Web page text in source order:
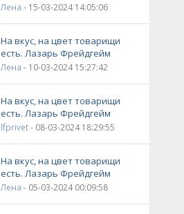
Лена - 15-03-2024 14:05:06
На вкус, на цвет товарищи
есть. Лазарь Фрейдгейм
Лена - 10-03-2024 15:27:42
На вкус, на цвет товарищи
есть. Лазарь Фрейдгейм
lfprivet- 08-03-2024 18:29:55
На вкус, на цвет товарищи
есть. Лазарь Фрейдгейм
Лена - 05-03-2024 00:09:58